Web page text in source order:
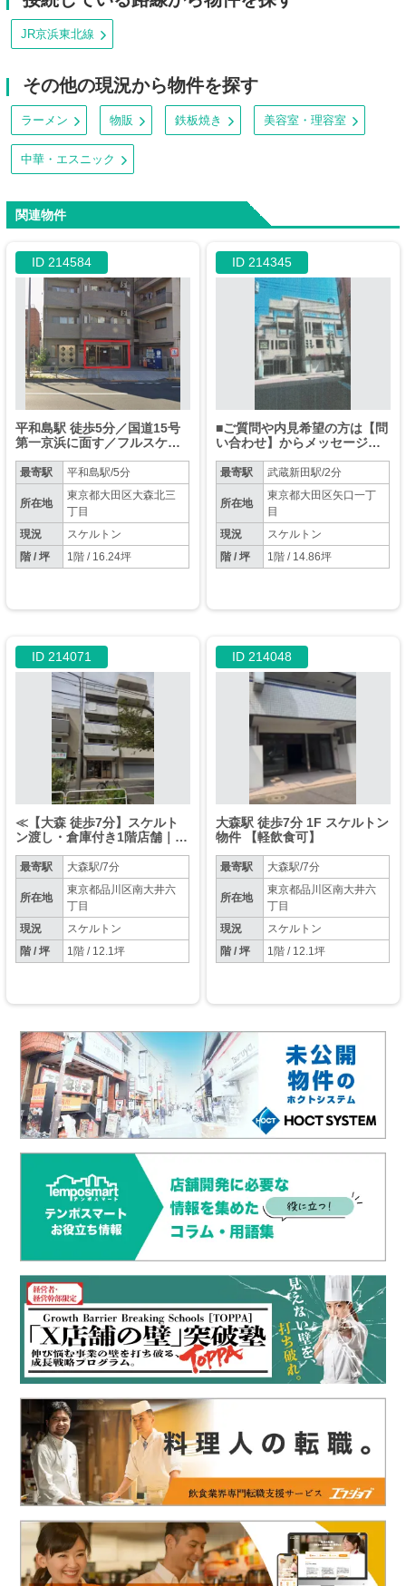
JR京浜東北線
その他の現況から物件を探す
ラーメン 物販 鉄板焼き 美容室・理容室
中華・エスニック
関連物件
ID 214584
平和島駅 徒歩5分／国道15号
第一京浜に面す／フルスケル
ョンあり【物販のみ】
最寄駅 平和島駅/5分
所在地
東京都大田区大森北三
丁目
現況
スケルトン
階 / 坪
1階 / 16.24坪
ID 214345
■ご質問や内見希望の方は【問
い合わせ】からメッセージを
控えください。
最寄駅 武蔵新田駅/2分
所在地
東京都大田区矢口一丁
目
現況
スケルトン
階 / 坪
1階 / 14.86坪
ID 214071
≪【大森 徒歩7分】スケルト
ン渡し・倉庫付き1階店舗｜軽
最寄駅 大森駅/7分
所在地
東京都品川区南大井六
丁目
現況
スケルトン
階 / 坪
1階 / 12.1坪
ID 214048
大森駅 徒歩7分 1F スケルトン
物件 【軽飲食可】
最寄駅 大森駅/7分
所在地
東京都品川区南大井六
丁目
現況
スケルトン
階 / 坪
1階 / 12.1坪